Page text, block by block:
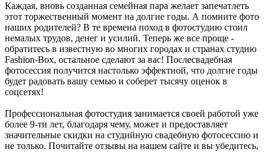
Каждая, вновь созданная семейная пара желает запечатлеть
этот торжественный момент на долгие годы. А помните фото
наших родителей? В те времена поход в фотостудию стоил
немалых трудов, денег и усилий. Теперь же все проще -
обратитесь в известную во многих городах и странах студию
Fashion-Box, остальное сделают за вас! Послесвадебная
фотосессия получится настолько эффектной, что долгие годы
будет радовать вашу семью и соберет тысячу оценок в
соцсетях!
Профессиональная фотостудия занимается своей работой уже
более 9-ти лет, благодаря чему, может и предоставляет
значительные скидки на студийную свадебную фотосессию и
не только. Почитайте отзывы на нашем сайте и вы убедитесь,